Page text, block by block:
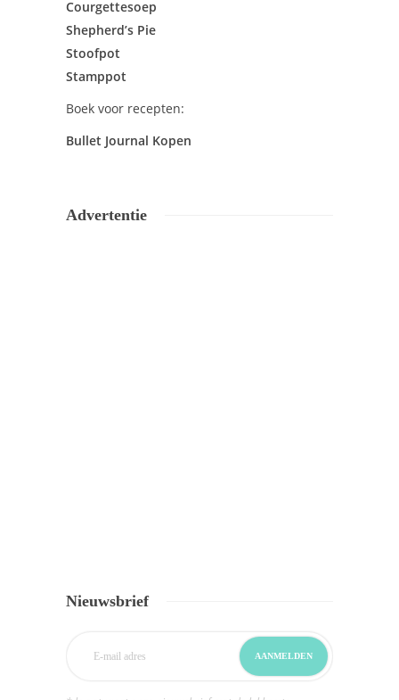
Courgettesoep
Shepherd’s Pie
Stoofpot
Stamppot
Boek voor recepten:
Bullet Journal Kopen
Advertentie
Nieuwsbrief